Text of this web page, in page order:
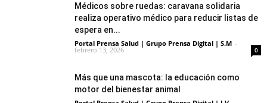
Médicos sobre ruedas: caravana solidaria
realiza operativo médico para reducir listas de
espera en...
Portal Prensa Salud | Grupo Prensa Digital | S.M -
febrero 13, 2026 0
Más que una mascota: la educación como
motor del bienestar animal